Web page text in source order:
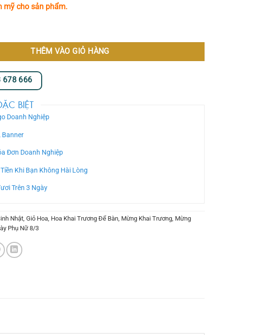
mỹ cho sản phẩm.
THÊM VÀO GIỎ HÀNG
678 666
BIỆT
Doanh Nghiệp
Banner
Đơn Doanh Nghiệp
Khi Bạn Không Hài Lòng
Trên 3 Ngày
Nhật, Giỏ Hoa, Hoa Khai Trương Để Bàn, Mừng Khai Trương, Mừng
Phụ Nữ 8/3